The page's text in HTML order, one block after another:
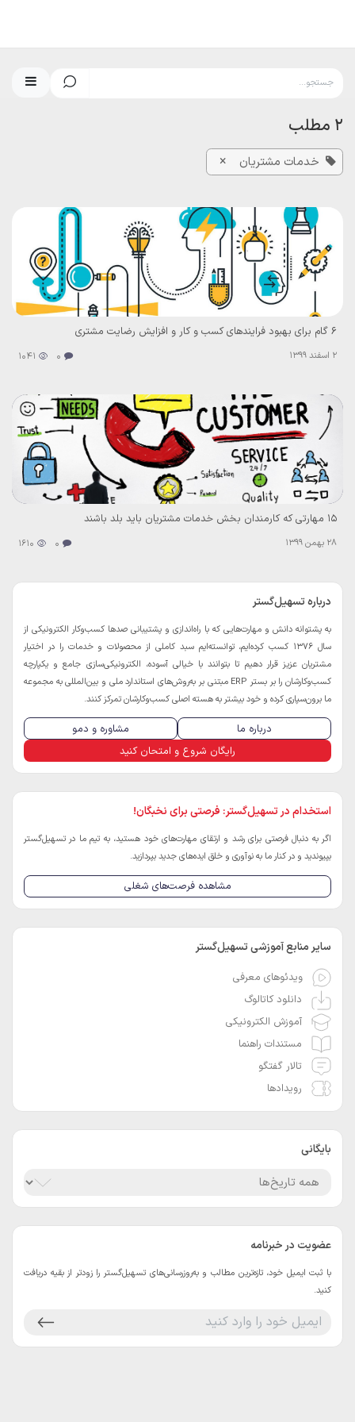
2 مطلب
خدمات مشتریان ×
۶ گام برای بهبود فرایندهای کسب و کار و افزایش رضایت مشتری
2 اسفند 1399 0
1041
۱۵ مهارتی که کارمندان بخش خدمات مشتریان باید بلد باشند
28 بهمن 1399 0
1610
درباره تسهیل‌گستر
به پشتوانه دانش و مهارت‌هایی که با راه‌اندازی و پشتیبانی صدها کسب‌و‌کار الکترونیکی از
سال 1376 کسب کرده‌ایم، توانسته‌ایم سبد کاملی از محصولات و خدمات را در اختیار
مشتریان عزیز قرار دهیم تا بتوانند با خیالی آسوده، الکترونیکی‌سازی جامع و یکپارچه
کسب‌و‌کارشان را بر بستر ERP مبتنی بر به‌روش‌های استاندارد ملی و بین‌المللی به مجموعه
ما برون‌سپاری کرده و خود بیشتر به هسته اصلی کسب‌و‌کارشان تمرکز کنند.
درباره ما
مشاوره و دمو
رایگان شروع و امتحان کنید
استخدام در تسهیل‌گستر: فرصتی برای نخبگان!
اگر به دنبال فرصتی برای رشد و ارتقای مهارت‌های خود هستید، به تیم ما در تسهیل‌گستر
بپیوندید و در کنار ما به نوآوری و خلق ایده‌های جدید بپردازید.
مشاهده فرصت‌های شغلی
سایر منابع آموزشی تسهیل‌گستر
ویدئوهای معرفی
دانلود کاتالوگ
آموزش الکترونیکی
مستندات راهنما
تالار گفتگو
رویدادها
بایگانی
عضویت در خبرنامه
با ثبت ایمیل خود، تازه‌ترین مطالب و به‌روزرسانی‌های تسهیل‌گستر را زودتر از بقیه دریافت
کنید.